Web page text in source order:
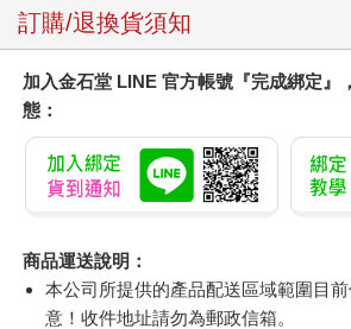
訂購/退換貨須知
加入金石堂 LINE 官方帳號『完成綁定』
態：
商品運送說明：
本公司所提供的產品配送區域範圍目
意！收件地址請勿為郵政信箱。